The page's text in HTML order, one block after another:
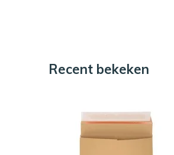
Recent bekeken